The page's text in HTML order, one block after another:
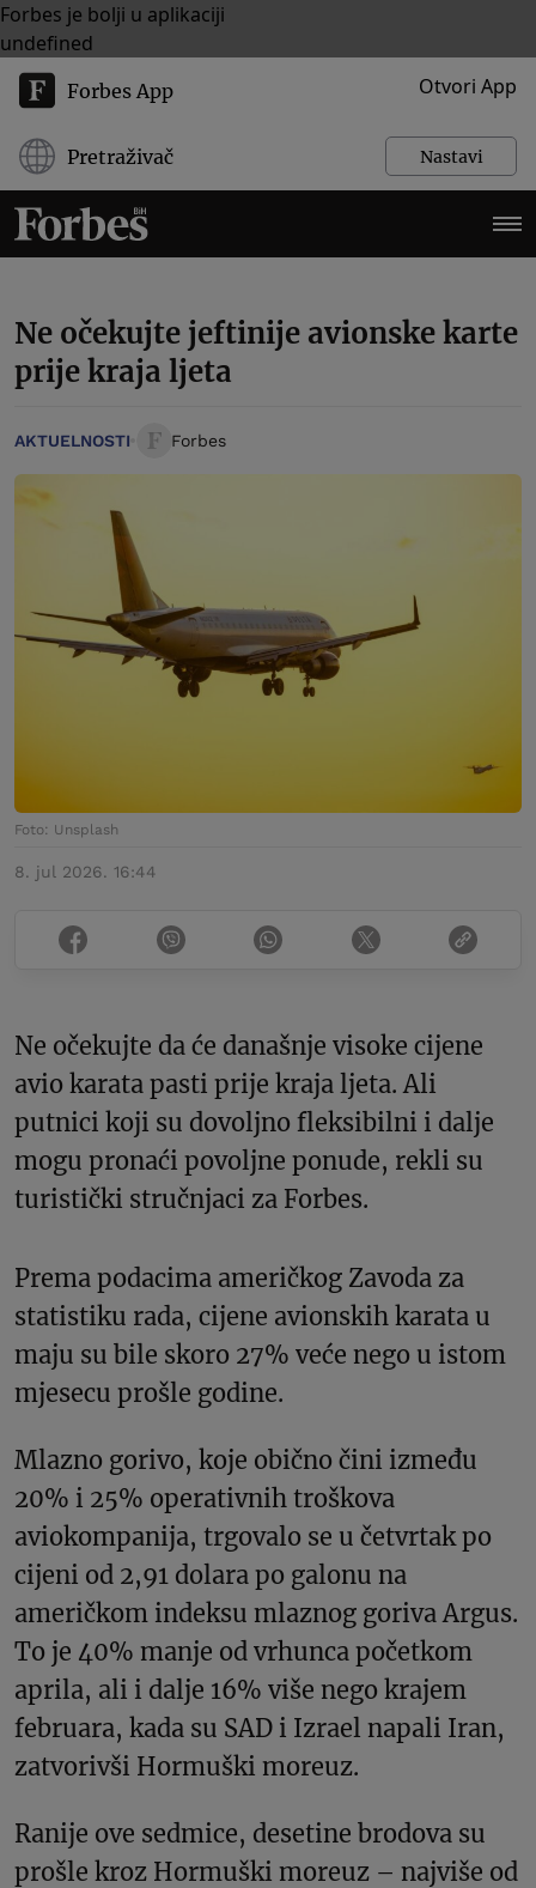
Forbes je bolji u aplikaciji
undefined
Forbes App Otvori App
Pretraživač Nastavi
Ne očekujte jeftinije avionske karte
prije kraja ljeta
AKTUELNOSTI Forbes
Foto: Unsplash
8. jul 2026. 16:44
Ne očekujte da će današnje visoke cijene
avio karata pasti prije kraja ljeta. Ali
putnici koji su dovoljno fleksibilni i dalje
mogu pronaći povoljne ponude, rekli su
turistički stručnjaci za Forbes.
Prema podacima američkog Zavoda za
statistiku rada, cijene avionskih karata u
maju su bile skoro 27% veće nego u istom
mjesecu prošle godine.
Mlazno gorivo, koje obično čini između
20% i 25% operativnih troškova
aviokompanija, trgovalo se u četvrtak po
cijeni od 2,91 dolara po galonu na
američkom indeksu mlaznog goriva Argus.
To je 40% manje od vrhunca početkom
aprila, ali i dalje 16% više nego krajem
februara, kada su SAD i Izrael napali Iran,
zatvorivši Hormuški moreuz.
Ranije ove sedmice, desetine brodova su
prošle kroz Hormuški moreuz – najviše od